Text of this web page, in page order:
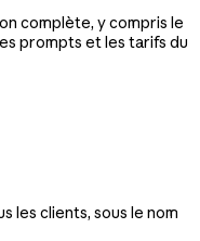
complète, y compris le
prompts et les tarifs du
les clients, sous le nom